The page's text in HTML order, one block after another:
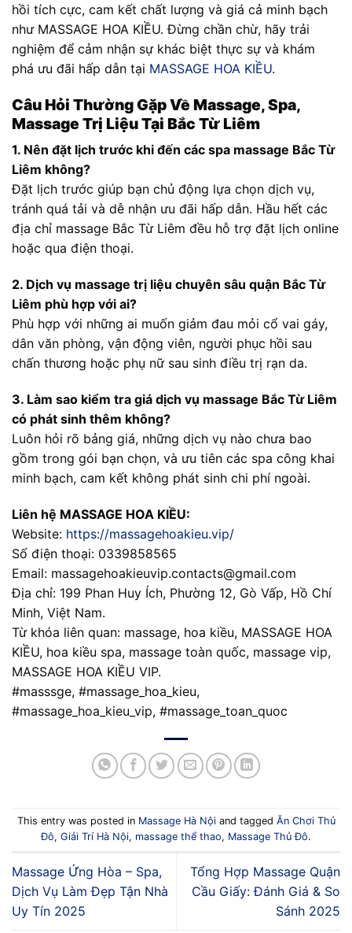
hồi tích cực, cam kết chất lượng và giá cả minh bạch
như MASSAGE HOA KIỀU. Đừng chần chừ, hãy trải
nghiệm để cảm nhận sự khác biệt thực sự và khám
phá ưu đãi hấp dẫn tại MASSAGE HOA KIỀU.
Câu Hỏi Thường Gặp Về Massage, Spa,
Massage Trị Liệu Tại Bắc Từ Liêm
1. Nên đặt lịch trước khi đến các spa massage Bắc Từ
Liêm không?
Đặt lịch trước giúp bạn chủ động lựa chọn dịch vụ,
tránh quá tải và dễ nhận ưu đãi hấp dẫn. Hầu hết các
địa chỉ massage Bắc Từ Liêm đều hỗ trợ đặt lịch online
hoặc qua điện thoại.
2. Dịch vụ massage trị liệu chuyên sâu quận Bắc Từ
Liêm phù hợp với ai?
Phù hợp với những ai muốn giảm đau mỏi cổ vai gáy,
dân văn phòng, vận động viên, người phục hồi sau
chấn thương hoặc phụ nữ sau sinh điều trị rạn da.
3. Làm sao kiểm tra giá dịch vụ massage Bắc Từ Liêm
có phát sinh thêm không?
Luôn hỏi rõ bảng giá, những dịch vụ nào chưa bao
gồm trong gói bạn chọn, và ưu tiên các spa công khai
minh bạch, cam kết không phát sinh chi phí ngoài.
Liên hệ MASSAGE HOA KIỀU:
Website: https://massagehoakieu.vip/
Số điện thoại: 0339858565
Email: massagehoakieuvip.contacts@gmail.com
Địa chỉ: 199 Phan Huy Ích, Phường 12, Gò Vấp, Hồ Chí
Minh, Việt Nam.
Từ khóa liên quan: massage, hoa kiều, MASSAGE HOA
KIỀU, hoa kiều spa, massage toàn quốc, massage vip,
MASSAGE HOA KIỀU VIP.
#masssge, #massage_hoa_kieu,
#massage_hoa_kieu_vip, #massage_toan_quoc
This entry was posted in Massage Hà Nộiand tagged Ăn Chơi Thủ
Đô, Giải Trí Hà Nội, massage thể thao, Massage Thủ Đô.
Massage Ứng Hòa – Spa,
Dịch Vụ Làm Đẹp Tận Nhà
Uy Tín 2025
Tổng Hợp Massage Quận
Cầu Giấy: Đánh Giá & So
Sánh 2025